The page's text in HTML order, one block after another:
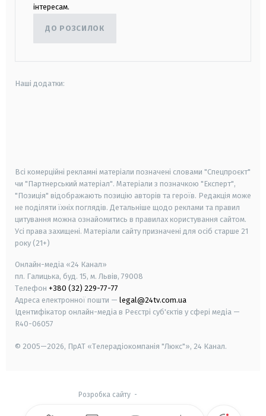
інтересам.
ДО РОЗСИЛОК
Наші додатки:
Всі комерційні рекламні матеріали позначені словами "Спецпроєкт"
чи "Партнерський матеріал". Матеріали з позначкою "Експерт",
"Позиція" відображають позицію авторів та героїв. Редакція може
не поділяти їхніх поглядів. Детальніше щодо реклами та правил
цитування можна ознайомитись в правилах користування сайтом.
Усі права захищені. Матеріали сайту призначені для осіб старше 21
року (21+)
Онлайн-медіа «24 Канал»
пл. Галицька, буд. 15, м. Львів, 79008
Телефон +380 (32) 229-77-77
Адреса електронної пошти — legal@24tv.com.ua
Ідентифікатор онлайн-медіа в Реєстрі суб'єктів у сфері медіа —
R40-06057
© 2005—2026, ПрАТ «Телерадіокомпанія "Люкс"», 24 Канал.
Розробка сайту-